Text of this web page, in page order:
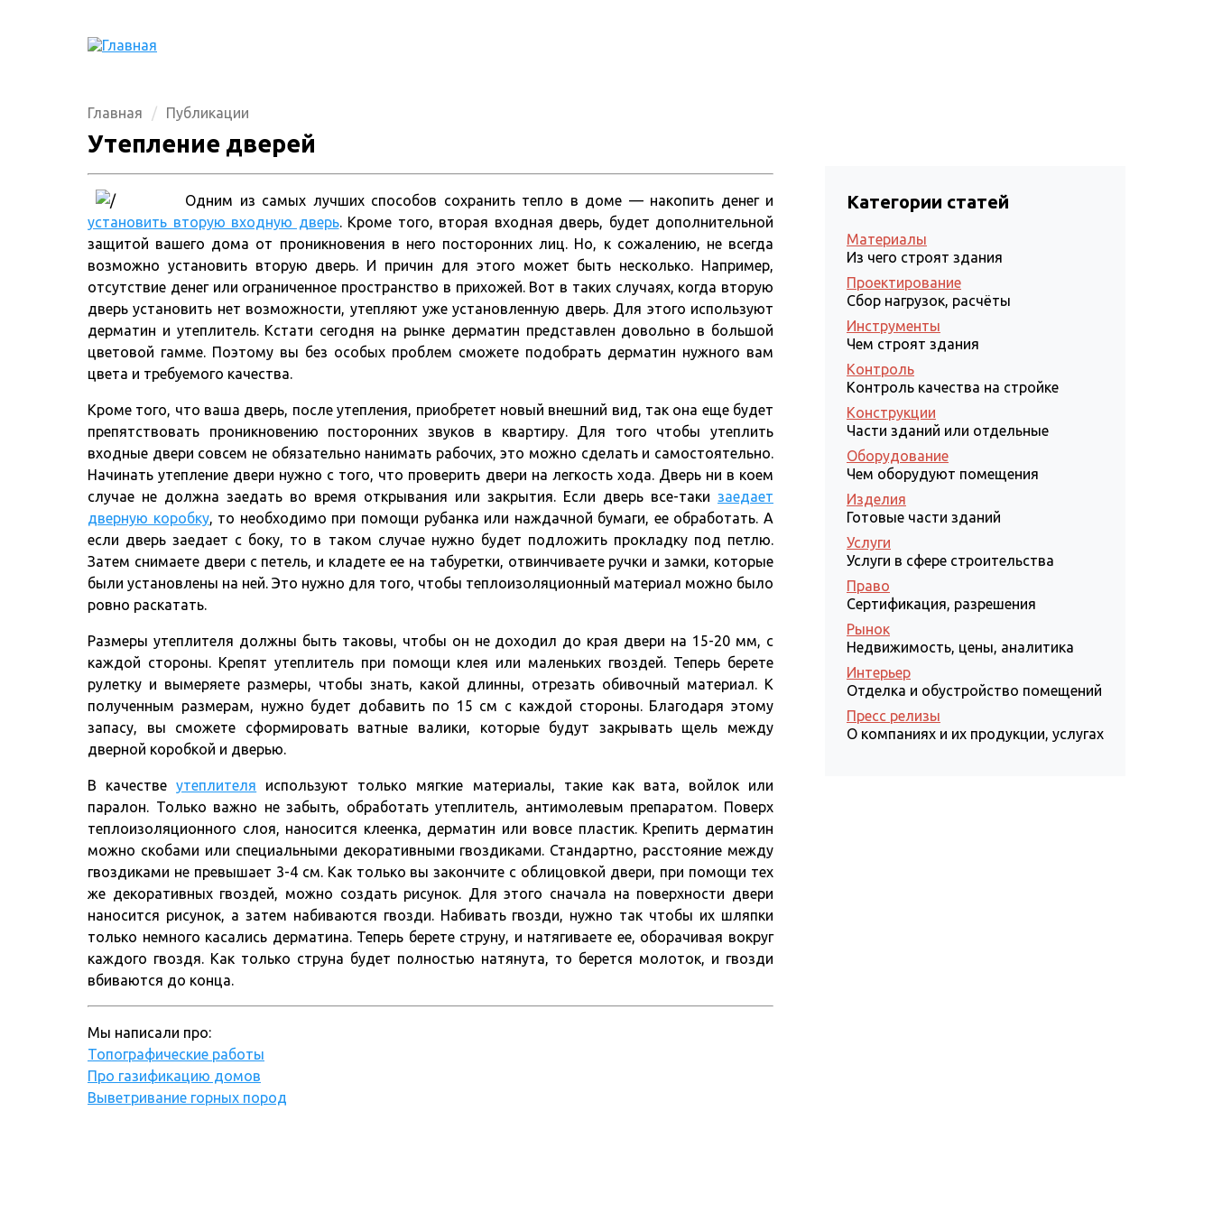
Главная Публикации
Утепление дверей
Одним из самых лучших способов сохранить тепло в доме — накопить денег и
установить вторую входную дверь. Кроме того, вторая входная дверь, будет дополнительной
защитой вашего дома от проникновения в него посторонних лиц. Но, к сожалению, не всегда
возможно установить вторую дверь. И причин для этого может быть несколько. Например,
отсутствие денег или ограниченное пространство в прихожей. Вот в таких случаях, когда вторую
дверь установить нет возможности, утепляют уже установленную дверь. Для этого используют
дерматин и утеплитель. Кстати сегодня на рынке дерматин представлен довольно в большой
цветовой гамме. Поэтому вы без особых проблем сможете подобрать дерматин нужного вам
цвета и требуемого качества.
Кроме того, что ваша дверь, после утепления, приобретет новый внешний вид, так она еще будет
препятствовать проникновению посторонних звуков в квартиру. Для того чтобы утеплить
входные двери совсем не обязательно нанимать рабочих, это можно сделать и самостоятельно.
Начинать утепление двери нужно с того, что проверить двери на легкость хода. Дверь ни в коем
случае не должна заедать во время открывания или закрытия. Если дверь все-таки заедает
дверную коробку, то необходимо при помощи рубанка или наждачной бумаги, ее обработать. А
если дверь заедает с боку, то в таком случае нужно будет подложить прокладку под петлю.
Затем снимаете двери с петель, и кладете ее на табуретки, отвинчиваете ручки и замки, которые
были установлены на ней. Это нужно для того, чтобы теплоизоляционный материал можно было
ровно раскатать.
Размеры утеплителя должны быть таковы, чтобы он не доходил до края двери на 15-20 мм, с
каждой стороны. Крепят утеплитель при помощи клея или маленьких гвоздей. Теперь берете
рулетку и вымеряете размеры, чтобы знать, какой длинны, отрезать обивочный материал. К
полученным размерам, нужно будет добавить по 15 см с каждой стороны. Благодаря этому
запасу, вы сможете сформировать ватные валики, которые будут закрывать щель между
дверной коробкой и дверью.
В качествеутеплителя используют только мягкие материалы, такие как вата, войлок или
паралон. Только важно не забыть, обработать утеплитель, антимолевым препаратом. Поверх
теплоизоляционного слоя, наносится клеенка, дерматин или вовсе пластик. Крепить дерматин
можно скобами или специальными декоративными гвоздиками. Стандартно, расстояние между
гвоздиками не превышает 3-4 см. Как только вы закончите с облицовкой двери, при помощи тех
же декоративных гвоздей, можно создать рисунок. Для этого сначала на поверхности двери
наносится рисунок, а затем набиваются гвозди. Набивать гвозди, нужно так чтобы их шляпки
только немного касались дерматина. Теперь берете струну, и натягиваете ее, оборачивая вокруг
каждого гвоздя. Как только струна будет полностью натянута, то берется молоток, и гвозди
вбиваются до конца.
Мы написали про:
Топографические работы
Про газификацию домов
Выветривание горных пород
Категории статей
Материалы
Из чего строят здания
Проектирование
Сбор нагрузок, расчёты
Инструменты
Чем строят здания
Контроль
Контроль качества на стройке
Конструкции
Части зданий или отдельные
Оборудование
Чем оборудуют помещения
Изделия
Готовые части зданий
Услуги
Услуги в сфере строительства
Право
Сертификация, разрешения
Рынок
Недвижимость, цены, аналитика
Интерьер
Отделка и обустройство помещений
Пресс релизы
О компаниях и их продукции, услугах